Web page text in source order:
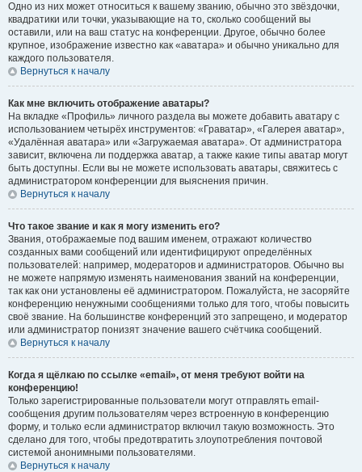
Одно из них может относиться к вашему званию, обычно это звёздочки,
квадратики или точки, указывающие на то, сколько сообщений вы
оставили, или на ваш статус на конференции. Другое, обычно более
крупное, изображение известно как «аватара» и обычно уникально для
каждого пользователя.
Вернуться к началу
Как мне включить отображение аватары?
На вкладке «Профиль» личного раздела вы можете добавить аватару с
использованием четырёх инструментов: «Граватар», «Галерея аватар»,
«Удалённая аватара» или «Загружаемая аватара». От администратора
зависит, включена ли поддержка аватар, а также какие типы аватар могут
быть доступны. Если вы не можете использовать аватары, свяжитесь с
администратором конференции для выяснения причин.
Вернуться к началу
Что такое звание и как я могу изменить его?
Звания, отображаемые под вашим именем, отражают количество
созданных вами сообщений или идентифицируют определённых
пользователей: например, модераторов и администраторов. Обычно вы
не можете напрямую изменять наименования званий на конференции,
так как они установлены её администратором. Пожалуйста, не засоряйте
конференцию ненужными сообщениями только для того, чтобы повысить
своё звание. На большинстве конференций это запрещено, и модератор
или администратор понизят значение вашего счётчика сообщений.
Вернуться к началу
Когда я щёлкаю по ссылке «email», от меня требуют войти на
конференцию!
Только зарегистрированные пользователи могут отправлять email-
сообщения другим пользователям через встроенную в конференцию
форму, и только если администратор включил такую возможность. Это
сделано для того, чтобы предотвратить злоупотребления почтовой
системой анонимными пользователями.
Вернуться к началу